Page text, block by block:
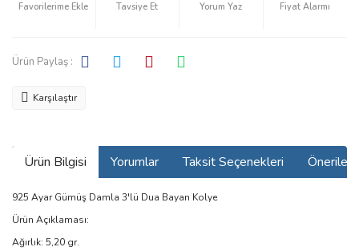
Tavsiye Et Yorum Yaz Fiyat Alarmı
Ürün Paylaş :
Karşılaştır
Ürün Bilgisi Yorumlar Taksit Seçenekleri
925 Ayar Gümüş Damla 3'lü Dua Bayan Kolye
Ürün Açıklaması:
Ağırlık: 5,20 gr.